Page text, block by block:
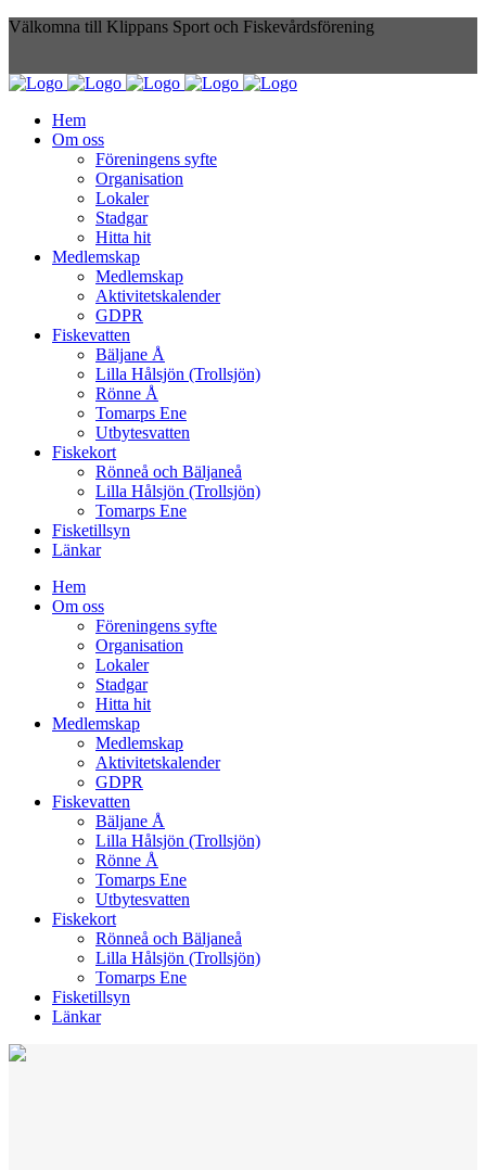
Välkomna till Klippans Sport och Fiskevårdsförening
Hem
Om oss
Föreningens syfte
Organisation
Lokaler
Stadgar
Hitta hit
Medlemskap
Medlemskap
Aktivitetskalender
GDPR
Fiskevatten
Bäljane Å
Lilla Hålsjön (Trollsjön)
Rönne Å
Tomarps Ene
Utbytesvatten
Fiskekort
Rönneå och Bäljaneå
Lilla Hålsjön (Trollsjön)
Tomarps Ene
Fisketillsyn
Länkar
Hem
Om oss
Föreningens syfte
Organisation
Lokaler
Stadgar
Hitta hit
Medlemskap
Medlemskap
Aktivitetskalender
GDPR
Fiskevatten
Bäljane Å
Lilla Hålsjön (Trollsjön)
Rönne Å
Tomarps Ene
Utbytesvatten
Fiskekort
Rönneå och Bäljaneå
Lilla Hålsjön (Trollsjön)
Tomarps Ene
Fisketillsyn
Länkar